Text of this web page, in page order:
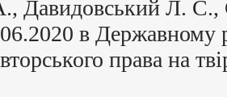
Давидовський Л.
в Державному
права на